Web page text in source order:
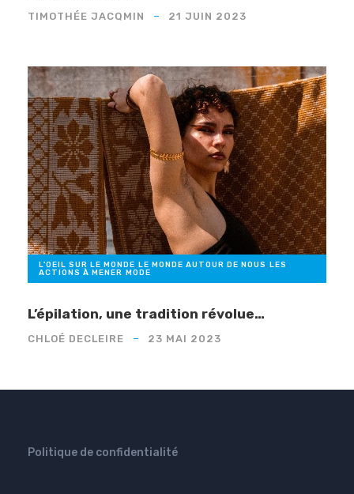
TIMOTHÉE JACQMIN 21 JUIN 2023
L'OEIL SUR LE MONDE, LE MONDE AUTOUR DE NOUS, LES
ACTIONS À MENER, MODE
L’épilation, une tradition révolue…
CHLOÉ DECLEIRE 23 MAI 2023
Politique de confidentialité